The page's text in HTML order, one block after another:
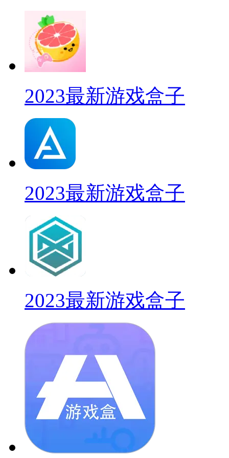
2023最新游戏盒子
2023最新游戏盒子
2023最新游戏盒子